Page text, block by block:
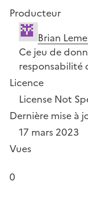
Producteur
Brian
Ce jeu de
responsabilité
Licence
License Not
Dernière mise à
17 mars 2023
Vues
0